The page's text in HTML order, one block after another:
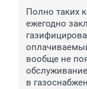
Полно таких
ежегодно
вообще не
в